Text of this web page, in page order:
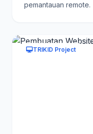
pemantauan remote.
TRIKID Project